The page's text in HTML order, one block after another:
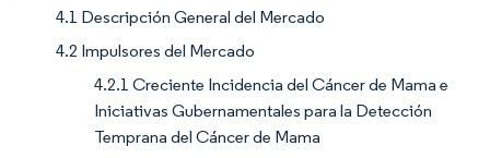
4.1 Descripción General del Mercado
4.2 Impulsores del Mercado
4.2.1 Creciente Incidencia del Cáncer de Mama e
Iniciativas Gubernamentales para la Detección
Temprana del Cáncer de Mama